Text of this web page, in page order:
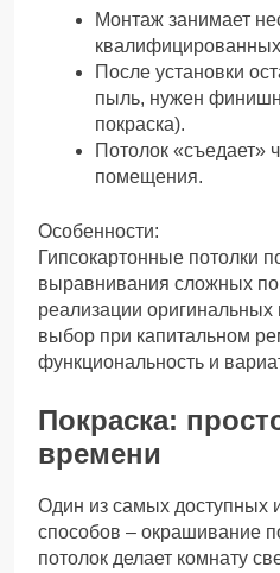
Монтаж занимает
квалифицированных
После установки
пыль, нужен
покраска).
Потолок «съедает»
помещения.
Особенности:
Гипсокартонные потолки
выравнивания сложных
реализации
выбор при капитальном
функциональность и
Покраска:
времени
Один из самых доступных
способов – окрашивание
потолок делает комнату